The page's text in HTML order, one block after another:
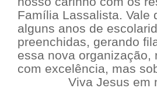
Família Lassalista. Vale
alguns anos de
preenchidas, gerando
essa nova organização,
com excelência, mas
Viva Jesus em